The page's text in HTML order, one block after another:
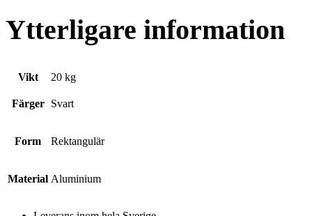
Ytterligare information
Vikt 20 kg
Färger Svart
Form Rektangulär
Material Aluminium